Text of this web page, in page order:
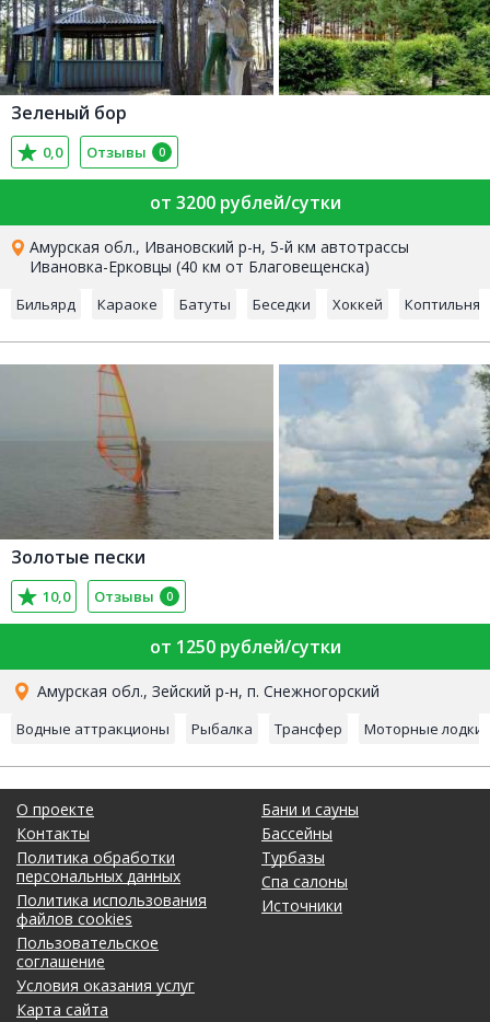
Зеленый бор
0,0 Отзывы 0
от 3200 рублей/сутки
Амурская обл., Ивановский р-н, 5-й км автотрассы
Ивановка-Ерковцы (40 км от Благовещенска)
Бильярд Караоке Батуты Беседки Хоккей Коптильня
Золотые пески
10,0 Отзывы 0
от 1250 рублей/сутки
Амурская обл., Зейский р-н, п. Снежногорский
Водные аттракционы Рыбалка Трансфер Моторные лодки
О проекте
Контакты
Политика обработки
персональных данных
Политика использования
файлов cookies
Пользовательское
соглашение
Условия оказания услуг
Карта сайта
Бани и сауны
Бассейны
Турбазы
Спа салоны
Источники